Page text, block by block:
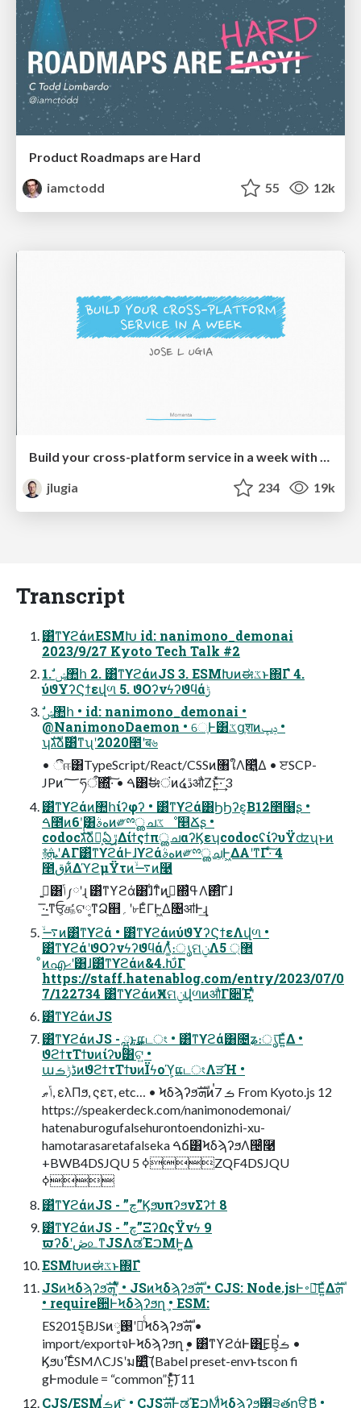
Product Roadmaps are Hard
iamctodd
55 12k
Build your cross-platform service in a week with App Engine
jlugia
234 19k
Transcript
͸ͯͳϒϩάͷESMԽ id: nanimono_demonai
2023/9/27 Kyoto Tech Talk #2
1. ࣗݾ঺հ 2. ͸ͯͳϒϩάͷJS 3. ESMԽͷಈػͱ΍Γํ 4.
ύϑΥʔϚϯεվળ 5. ϑΟʔνϟʔϑϥά࣮ݱ
@NanimonoDaemon • େֶͰ͸ػցֶशͷݚڀ •
ʮגࣜձࣾ͸ͯͳʯʹ2020೥ʹब৬
• ීஈ͸TypeScript/React/CSSͷ৘ใΛ௥͍ͬͯΔ • ੲSCP-
JPͷ؅ཧऀ΍͍ͬͯ·ͨ͠ • ࠓ͸ࣗಈंͷ໔ڐऔΖ͏ͱ͍ͯ͠·͢ 3
͸ͯͳϒϩάͷ঺հίʔφʔ • ͸ͯͳϒϩά͸ϦϦʔε͔Β12೥໨ʂ •
ࠓ೥ͷ6݄ʹ͸هࣄͷ༗ྉൢചػೳ௥Ճʂ •
codocגࣜձ͕ࣾఏڙ͢ΔίϯςϯπൢചαʔϏεʮcodocʢίʔυΫʣʯͱͷ
࿈ܞʹΑΓ͸ͯͳϒϩάͰɺϒϩάهࣄͷ༗ྉൢച͕Ͱ͖ΔΑ͏ʹͳΓ·ͨ͠ 4
೥قͷ͋ΔϓϩμΫτͷ࠷ۙͷ࿩
ࢥ͍͸ݴ༿ʹɻ ͸ͯͳϒϩά͸ɺ͋ͳͨͷࢥ͍΍ߟ͑Λ࢒ͨ͠Γɺ
͞·͟·ͳਓ͕௲ͬͨଟ༷ͳՁ஋؍ʹ৮ΕͨΓͰ͖Δ৔ॴͰ͢ɻ
࠷ۙͷ͸ͯͳϒϩά • ͸ͯͳϒϩάͷύϑΥʔϚϯεΛվળ •
͸ͯͳϒϩάʹϑΟʔνϟʔϑϥάΛ͚ͭͯ։ൃମݧΛ޲্ 5
ͦͷഎޙʹ͸ɺ͸ͯͳϒϩάͷ&4.Խ͋Γ
https://staff.hatenablog.com/entry/2023/07/0
7/122734 ͸ͯͳϒϩάͷӾཡମݧվળͷऔΓ૊Έʹ͍ͭͯ
͸ͯͳϒϩάͷJS
͸ͯͳϒϩάͷJS - ྺ࢙ͱແடং • ͸ͯͳϒϩά͸೔ʑ։ൃ͞Ε͍ͯΔ •
ϑϩϯτΤϯυͷίʔυ͸ଟ͍ •
աڈݱࡏͷϑϩϯτΤϯυͷΪϟοϓ͕ແடংΛੜΉ •
ݴޠ, ελΠϧ, ςετ, etc… • Ϟδϡʔϧܗࣜͷࠞࡏ 7 From Kyoto.js 12
https://speakerdeck.com/nanimonodemonai/
hatenaburogufalsehurontoendonizhi-xu-
hamotarasaretafalseka ࠓճ͸ϞδϡʔϧΛ੔͑ͨ࿩
+BWB4DSJQU ߦ 5ZQF4DSJQU
ߦ
͸ͯͳϒϩάͷJS - ”چ”ϏϧυπʔϧνΣʔϯ 8
͸ͯͳϒϩάͷJS - ”چ”ΞʔΩςΫνϟ 9
ϖʔδʹڞ௨ͳJSΛಡΈࠐΜͰ͍Δ
ESMԽͷಈػͱ΍Γํ
JSͷϞδϡʔϧܗࣜʹ͍ͭͯ • JSͷϞδϡʔϧܗࣜ • CJS: Node.jsͰ࠾༻͞Ε͍ͯΔܗࣜ
• requireؔ਺ͰϞδϡʔϧղܾ • ESM:
ES2015͔ΒJSͷ࢓༷ʹೖͬͨϞδϡʔϧܗࣜ •
import/exportจͰϞδϡʔϧղܾ • ͸ͯͳϒϩάͰ͸͜ΕΒ͕ࠞࡏ •
Ϗϧυ࣌ʹESMΛCJSʹม׵͍ͯͨ͠ (Babel preset-envͱtscon fi
gͰmodule = “common”ͱ͍ͯͨ͠) 11
CJS/ESMࠞࡏͷۤ͠͞ • CJSܗࣜͰಡΈࠐΜͩϞδϡʔϧ͸੩తղੳ͕ޮ͖ͮΒ͍ •